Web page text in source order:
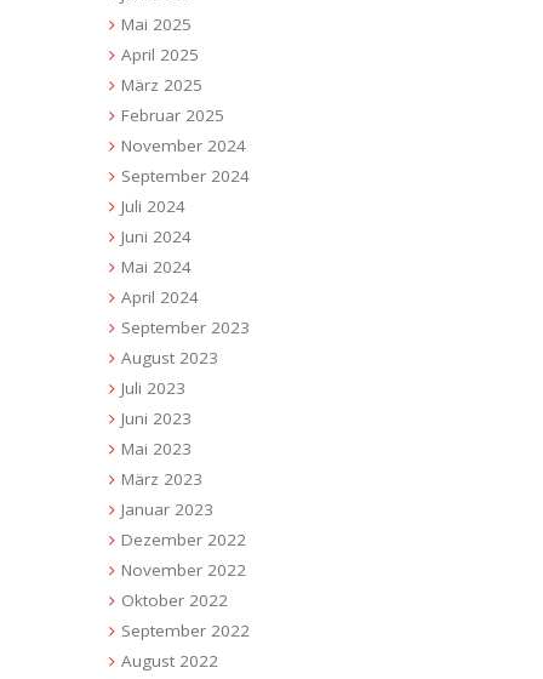
Mai 2025
April 2025
März 2025
Februar 2025
November 2024
September 2024
Juli 2024
Juni 2024
Mai 2024
April 2024
September 2023
August 2023
Juli 2023
Juni 2023
Mai 2023
März 2023
Januar 2023
Dezember 2022
November 2022
Oktober 2022
September 2022
August 2022